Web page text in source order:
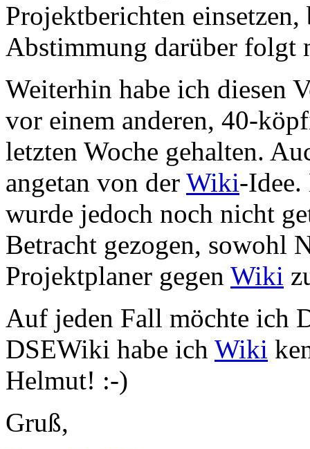
Projektberichten
Abstimmung darüber folgt
Weiterhin habe ich diesen
vor einem anderen, 40-
letzten Woche gehalten.
angetan von der Wiki-Idee.
wurde jedoch noch nicht
Betracht gezogen, sowohl
Projektplaner gegen Wiki
Auf jeden Fall möchte ich
DSEWiki habe ich Wiki
Helmut! :-)
Gruß,